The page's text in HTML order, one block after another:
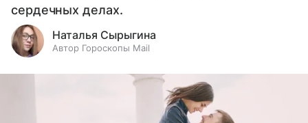
сердечных делах.
Наталья Сырыгина
Автор Гороскопы Mail